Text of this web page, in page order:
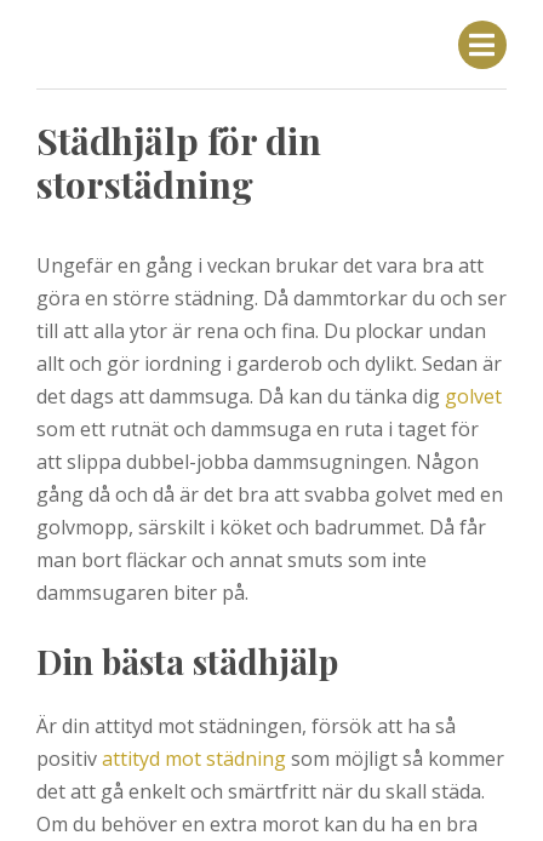
Städhjälp för din
storstädning
Ungefär en gång i veckan brukar det vara bra att
göra en större städning. Då dammtorkar du och ser
till att alla ytor är rena och fina. Du plockar undan
allt och gör iordning i garderob och dylikt. Sedan är
det dags att dammsuga. Då kan du tänka dig golvet
som ett rutnät och dammsuga en ruta i taget för
att slippa dubbel-jobba dammsugningen. Någon
gång då och då är det bra att svabba golvet med en
golvmopp, särskilt i köket och badrummet. Då får
man bort fläckar och annat smuts som inte
dammsugaren biter på.
Din bästa städhjälp
Är din attityd mot städningen, försök att ha så
positivattityd mot städningsom möjligt så kommer
det att gå enkelt och smärtfritt när du skall städa.
Om du behöver en extra morot kan du ha en bra